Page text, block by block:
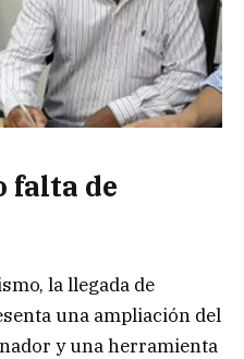
falta de
la llegada de
una ampliación del
y una herramienta